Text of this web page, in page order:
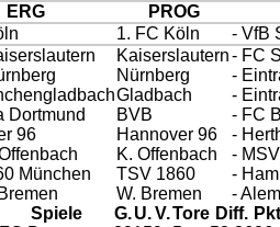
ERG
PROG
1. FC Köln - VfB
Kaiserslautern- FC
Nürnberg -
Gladbach -
Dortmund
BVB - FC
96
Hannover 96 -
K. Offenbach -
München
TSV 1860 -
W. Bremen -
Spiele G.U.V.Tore Diff.